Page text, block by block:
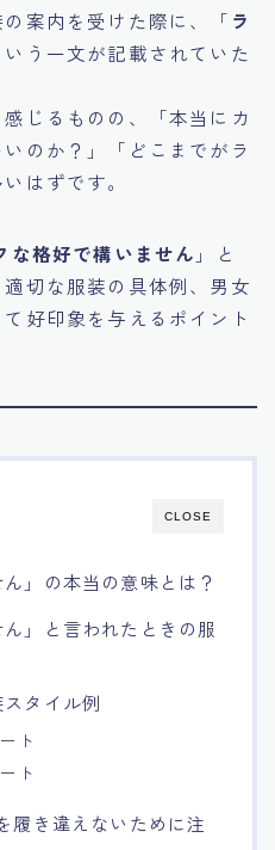
面接戦略
る方法
係を築く方法
ためのヒント
案内を受けた際に、「 ラ
いう一文が記載されていた
じるものの、「本当にカ
のか？」「どこまでがラ
はずです。
な格好で構いません 」と
切な服装の具体例、男女
好印象を与えるポイント
CLOSE
」の本当の意味とは？
ん」と言われたときの服
タイル例
ト
ト
履き違えないために注